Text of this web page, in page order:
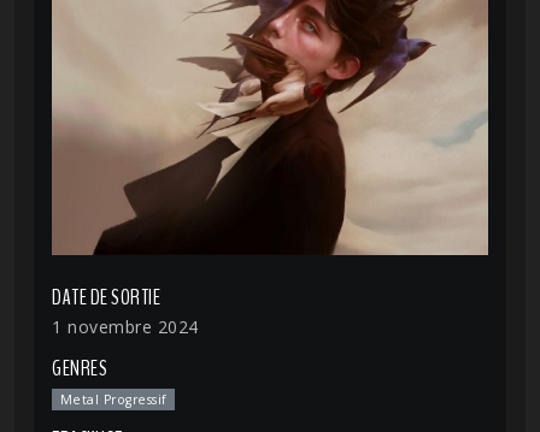
DATE DE SORTIE
1 novembre 2024
GENRES
Metal Progressif